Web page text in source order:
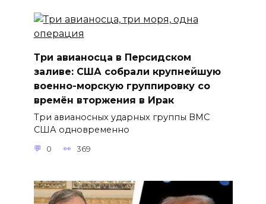
Три авианосца в Персидском
заливе: США собрали крупнейшую
военно-морскую группировку со
времён вторжения в Ирак
Три авианосных ударных группы ВМС
США одновременно
0 369